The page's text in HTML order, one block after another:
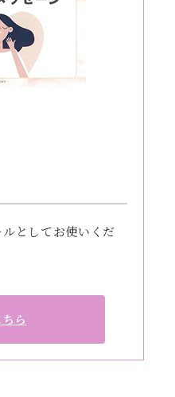
としてお使いくだ
ら